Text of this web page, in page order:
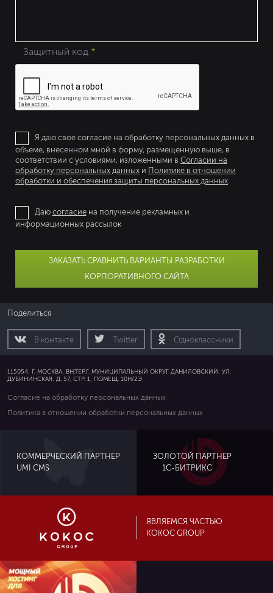
Защитный код *
Я даю свое согласие на обработку персональных данных в
объеме, внесенном мной в форму, размещенную выше, в
соответствии с условиями, изложенными в Согласии на
обработку персональных данных и Политике в отношении
обработки и обеспечения защиты персональных данных
Даю согласиена получение рекламных и
информационных рассылок
ЗАКАЗАТЬ СРАВНИТЬ ВАРИАНТЫ РАЗРАБОТКИ
КОРПОРАТИВНОГО САЙТА
Поделиться
В контакте Twitter Одноклассники
115054, Г. МОСКВА, ВН.ТЕР.Г. МУНИЦИПАЛЬНЫЙ ОКРУГ ДАНИЛОВСКИЙ, УЛ.
ДУБИНИНСКАЯ, Д. 57, СТР. 1, ПОМЕЩ. 10Н/2Э
Согласие на обработку персональных данных
Политика в отношении обработки персональных данных
КОММЕРЧЕСКИЙ ПАРТНЕР
UMI CMS
ЗОЛОТОЙ ПАРТНЕР
1С-БИТРИКС
ЯВЛЯЕМСЯ ЧАСТЬЮ
KOKOC GROUP